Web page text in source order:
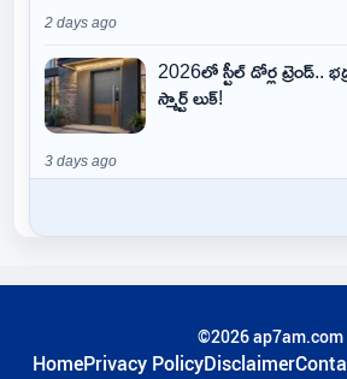
2 days ago
2026లో స్టీల్ డోర్ల ట్రెండ్..
స్మార్ట్ లుక్!
3 days ago
©2026 ap7am.com
HomePrivacy PolicyDisclaimer